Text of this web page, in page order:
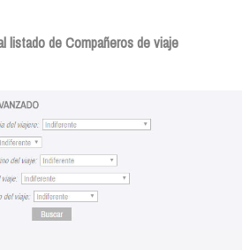
listado de Compañeros de viaje